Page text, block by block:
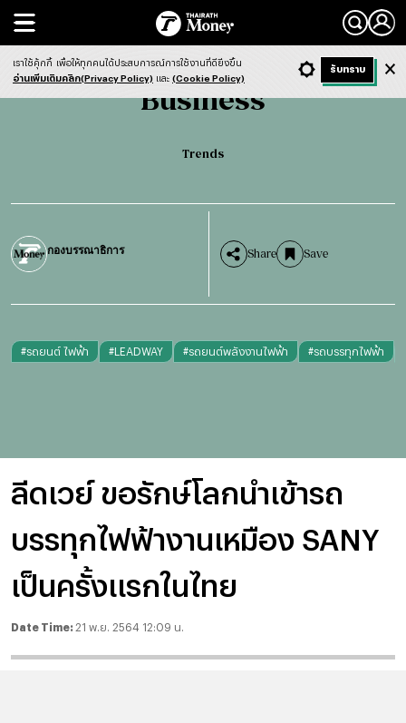
Search
Business Trends
Business
Trends
กองบรรณาธิการ Share Save
#รถยนต์ ไฟฟ้า #LEADWAY #รถยนต์พลังงานไฟฟ้า #รถบรรทุกไฟฟ้า
ลีดเวย์ ขอรักษ์โลกนำเข้ารถ
บรรทุกไฟฟ้างานเหมือง SANY
เป็นครั้งแรกในไทย
Date Time: 21 พ.ย. 2564 12:09 น.
- ก + ก Dark ฟังข่าว
เราใช้คุ้กกี้ เพื่อให้ทุกคนได้ประสบการณ์การใช้งานที่ดียิ่งขึ้น
อ่านเพิ่มเติมคลิก(Privacy Policy) และ (Cookie Policy)
รับทราบ